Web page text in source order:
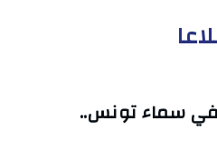
سماء تونس..